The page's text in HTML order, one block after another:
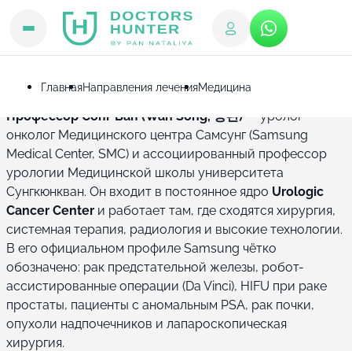
ГлавнаяНаправления леченияМедицина
Врачи Профессор Сонг Ван
Профессор Сонг Ван (Wan Song, 송완) — уролог-
онколог Медицинского центра Самсунг (Samsung
Medical Center, SMC) и ассоциированный профессор
урологии Медицинской школы университета
Сунгкюнкван. Он входит в постоянное ядро Urologic
Cancer Center и работает там, где сходятся хирургия,
системная терапия, радиология и высокие технологии.
В его официальном профиле Samsung чётко
обозначено: рак предстательной железы, робот-
ассистированные операции (Da Vinci), HIFU при раке
простаты, пациенты с аномальным PSA, рак почки,
опухоли надпочечников и лапароскопическая
хирургия.